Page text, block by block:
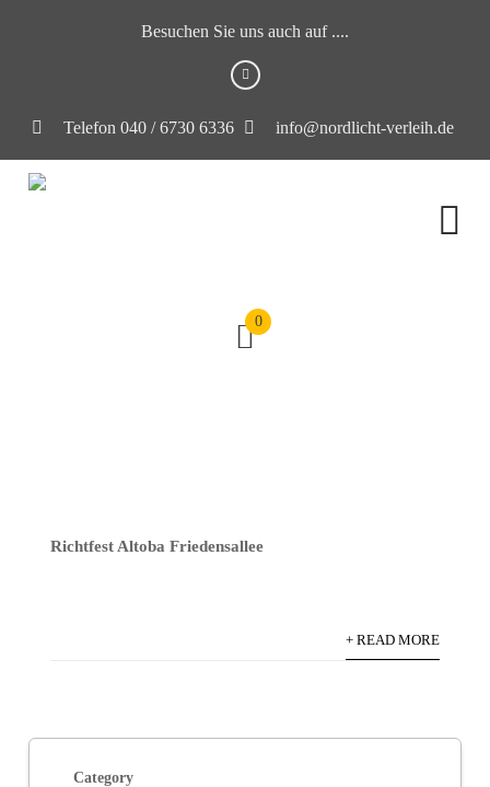
Besuchen Sie uns auch auf ....
Telefon 040 / 6730 6336 info@nordlicht-verleih.de
0
Richtfest Altoba Friedensallee
+ READ MORE
Category